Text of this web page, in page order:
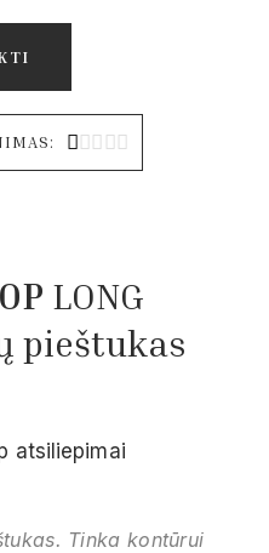
   
LONG
pieštukas
Tinka kontūrui